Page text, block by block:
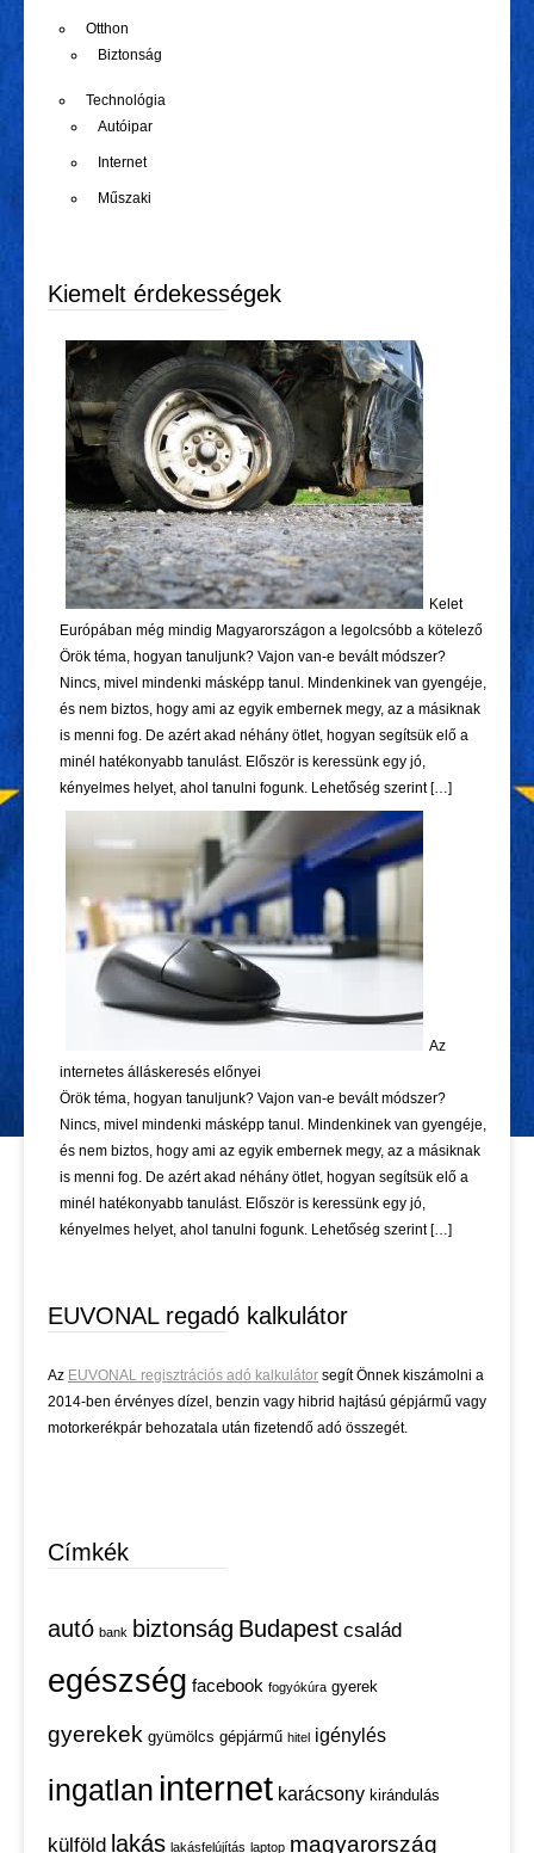
Otthon
Biztonság
Technológia
Autóipar
Internet
Műszaki
Kiemelt érdekességek
Kelet
Európában még mindig Magyarországon a legolcsóbb a kötelező
Örök téma, hogyan tanuljunk? Vajon van-e bevált módszer?
Nincs, mivel mindenki másképp tanul. Mindenkinek van gyengéje,
és nem biztos, hogy ami az egyik embernek megy, az a másiknak
is menni fog. De azért akad néhány ötlet, hogyan segítsük elő a
minél hatékonyabb tanulást. Először is keressünk egy jó,
kényelmes helyet, ahol tanulni fogunk. Lehetőség szerint […]
Az
internetes álláskeresés előnyei
Örök téma, hogyan tanuljunk? Vajon van-e bevált módszer?
Nincs, mivel mindenki másképp tanul. Mindenkinek van gyengéje,
és nem biztos, hogy ami az egyik embernek megy, az a másiknak
is menni fog. De azért akad néhány ötlet, hogyan segítsük elő a
minél hatékonyabb tanulást. Először is keressünk egy jó,
kényelmes helyet, ahol tanulni fogunk. Lehetőség szerint […]
EUVONAL regadó kalkulátor
Az EUVONAL regisztrációs adó kalkulátor segít Önnek kiszámolni a
2014-ben érvényes dízel, benzin vagy hibrid hajtású gépjármű vagy
motorkerékpár behozatala után fizetendő adó összegét.
Címkék
autó bank biztonság Budapest család
egészség facebook fogyókúra gyerek
gyerekek gyümölcs gépjármű hitel igénylés
ingatlan internet karácsony kirándulás
külföld lakás lakásfelújítás laptop magyarország